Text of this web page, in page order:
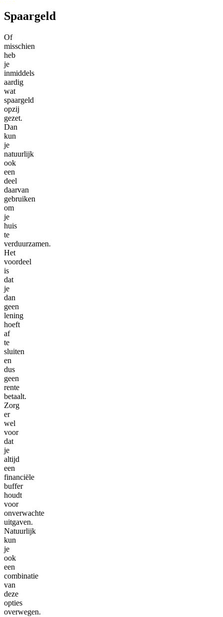
Spaargeld
Of
misschien
heb
je
inmiddels
aardig
wat
spaargeld
opzij
gezet.
Dan
kun
je
natuurlijk
ook
een
deel
daarvan
gebruiken
om
je
huis
te
verduurzamen.
Het
voordeel
is
dat
je
dan
geen
lening
hoeft
af
te
sluiten
en
dus
geen
rente
betaalt.
Zorg
er
wel
voor
dat
je
altijd
een
financiële
buffer
houdt
voor
onverwachte
uitgaven.
Natuurlijk
kun
je
ook
een
combinatie
van
deze
opties
overwegen.